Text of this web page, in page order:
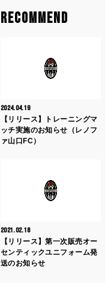
RECOMMEND
2024.04.19
【リリース】トレーニングマ
ッチ実施のお知らせ（レノフ
ァ山口FC）
2021.02.18
【リリース】第一次販売オー
センティックユニフォーム発
送のお知らせ